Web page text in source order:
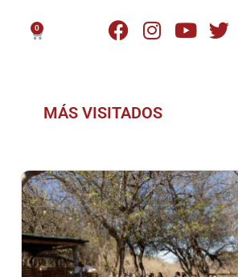
0
Carrito
MÁS VISITADOS